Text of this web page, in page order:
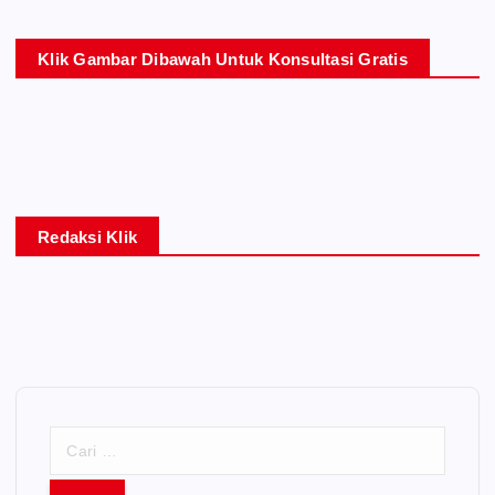
Klik Gambar Dibawah Untuk Konsultasi Gratis
Redaksi Klik
C